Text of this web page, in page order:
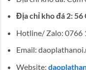
Địa chỉ kho đá 2:
Hotline/ Zalo: 0766
Email:
Website: